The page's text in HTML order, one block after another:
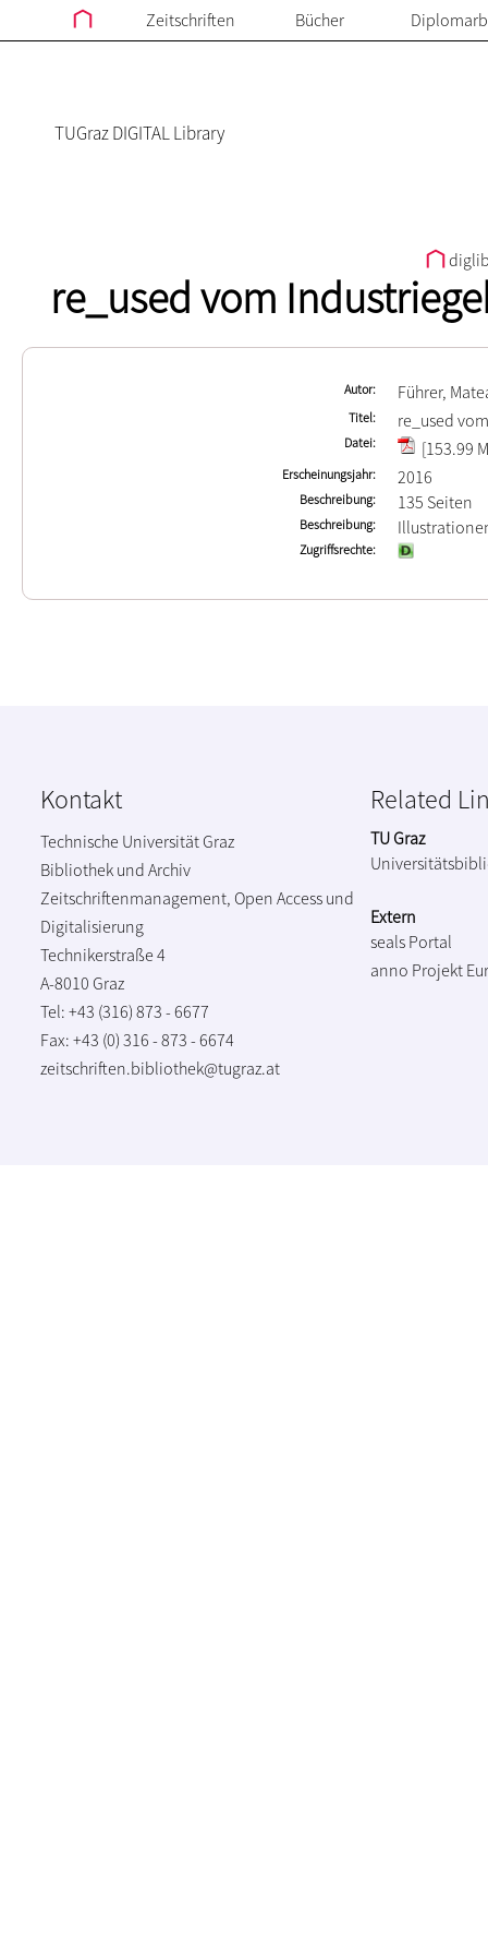
Zeitschriften Bücher
TUGraz DIGITAL Library
re_used vom
Autor Führer,
Titel re_used
Datei [153.99
Erscheinungsjahr 2016
Beschreibung 135 Seiten
Beschreibung
Zugriffsrechte
Kontakt
Technische Universität Graz
Bibliothek und Archiv
Zeitschriftenmanagement, Open Access und
Digitalisierung
Technikerstraße 4
A-8010 Graz
Tel: +43 (316) 873 - 6677
Fax: +43 (0) 316 - 873 - 6674
zeitschriften.bibliothek@tugraz.at
Related
TU Graz
Extern
seals Portal
anno Projekt